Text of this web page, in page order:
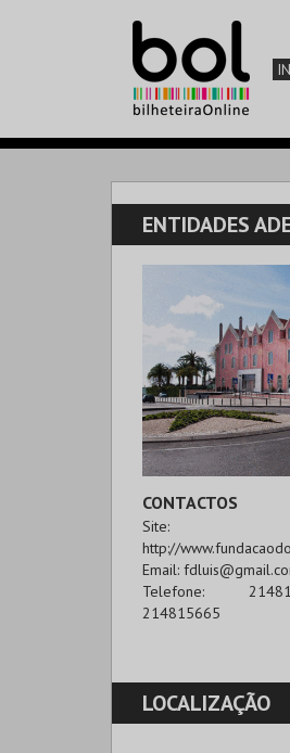
ENTIDADES
CONTACTOS
Site:
http://
Email:
Telefone:
214815665
LOCALIZAÇÃO